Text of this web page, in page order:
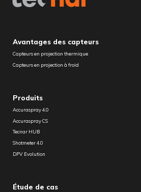
Avantages des capteurs
Capteurs en projection thermique
Capteurs en projection à froid
Produits
Accuraspray 4.0
Accuraspray CS
Tecnar HUB
Shotmeter 4.0
DPV Evolution
Étude de cas